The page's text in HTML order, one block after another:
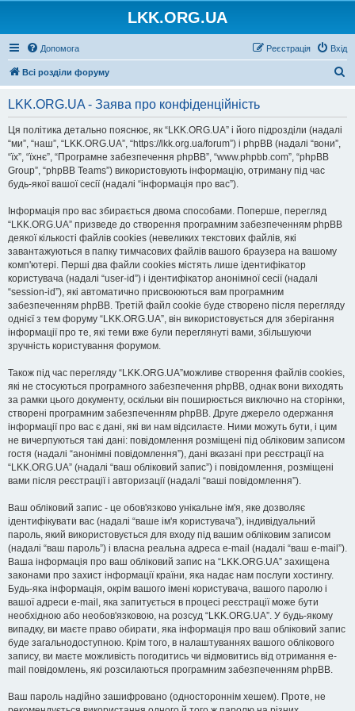
LKK.ORG.UA
Допомога Вхід
Реєстрація
Всі розділи форуму
LKK.ORG.UA - Заява про конфіденційність
Ця політика детально пояснює, як “LKK.ORG.UA” і його підрозділи (надалі
“ми”, “наш”, “LKK.ORG.UA”, “https://lkk.org.ua/forum”) і phpBB (надалі “вони”,
“їх”, “їхнє”, “Програмне забезпечення phpBB”, “www.phpbb.com”, “phpBB
Group”, “phpBB Teams”) використовують інформацію, отриману під час
будь-якої вашої сесії (надалі “інформація про вас”).
Інформація про вас збирається двома способами. Поперше, перегляд
“LKK.ORG.UA” призведе до створення програмним забезпеченням phpBB
деякої кількості файлів cookies (невеликих текстових файлів, які
завантажуються в папку тимчасових файлів вашого браузера на вашому
комп'ютері. Перші два файли cookies містять лише ідентифікатор
користувача (надалі “user-id”) і ідентифікатор анонімної сесії (надалі
“session-id”), які автоматично присвоюються вам програмним
забезпеченням phpBB. Третій файл cookie буде створено після перегляду
однієї з тем форуму “LKK.ORG.UA”, він використовується для зберігання
інформації про те, які теми вже були переглянуті вами, збільшуючи
зручність користування форумом.
Також під час перегляду “LKK.ORG.UA”можливе створення файлів cookies,
які не стосуються програмного забезпечення phpBB, однак вони виходять
за рамки цього документу, оскільки він поширюється виключно на сторінки,
створені програмним забезпеченням phpBB. Друге джерело одержання
інформації про вас є дані, які ви нам відсилаєте. Ними можуть бути, і цим
не вичерпуються такі дані: повідомлення розміщені під обліковим записом
гостя (надалі “анонімні повідомлення”), дані вказані при реєстрації на
“LKK.ORG.UA” (надалі “ваш обліковий запис”) і повідомлення, розміщені
вами після реєстрації і авторизації (надалі “ваші повідомлення”).
Ваш обліковий запис - це обов'язково унікальне ім'я, яке дозволяє
ідентифікувати вас (надалі “ваше ім'я користувача”), індивідуальний
пароль, який використовується для входу під вашим обліковим записом
(надалі “ваш пароль”) і власна реальна адреса e-mail (надалі “ваш e-mail”).
Ваша інформація про ваш обліковий запис на “LKK.ORG.UA” захищена
законами про захист інформації країни, яка надає нам послуги хостингу.
Будь-яка інформація, окрім вашого імені користувача, вашого паролю і
вашої адреси e-mail, яка запитується в процесі реєстрації може бути
необхідною або необов'язковою, на розсуд “LKK.ORG.UA”. У будь-якому
випадку, ви маєте право обирати, яка інформація про ваш обліковий запис
буде загальнодоступною. Крім того, в налаштуваннях вашого облікового
запису, ви маєте можливість погодитись чи відмовитись від отримання e-
mail повідомлень, які розсилаються програмним забезпеченням phpBB.
Ваш пароль надійно зашифровано (одностороннім хешем). Проте, не